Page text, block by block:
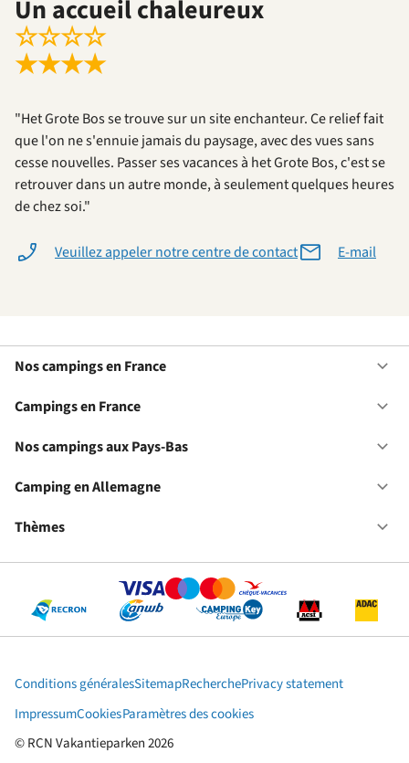
Un accueil chaleureux
☆☆☆☆
★★★★
"Het Grote Bos se trouve sur un site enchanteur. Ce relief fait
que l'on ne s'ennuie jamais du paysage, avec des vues sans
cesse nouvelles. Passer ses vacances à het Grote Bos, c'est se
retrouver dans un autre monde, à seulement quelques heures
de chez soi."
Veuillez appeler notre centre de contact E-mail
Nos campings en France
Campings en France
Nos campings aux Pays-Bas
Camping en Allemagne
Thèmes
© RCN Vakantieparken 2026
Conditions généralesSitemapRecherchePrivacy statement
ImpressumCookiesParamètres des cookies